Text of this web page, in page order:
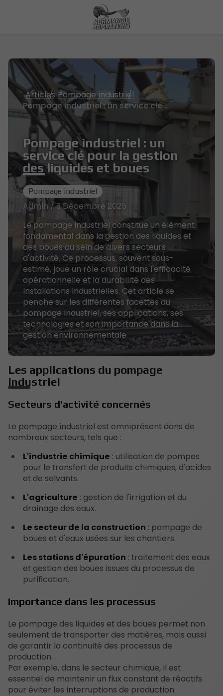
Articles Pompage industriel
Pompage industriel : un service clé pour la gestion des liquides et boues
Pompage industriel : un
service clé pour la gestion
des liquides et boues
Pompage industriel
Admin / 3 Décembre 2025
Le pompage industriel constitue un élément
fondamental dans la gestion des liquides et
des boues au sein de divers secteurs
d'activité. Ce processus, souvent sous-
estimé, joue un rôle crucial dans l'efficacité
opérationnelle et la durabilité des
installations industrielles. Cet article se
penche sur les différentes facettes du
pompage industriel, ses applications, ses
technologies et son importance dans la
gestion environnementale.
Les applications du pompage
industriel
Secteurs d'activité concernés
Le pompage industriel est omniprésent dans de
nombreux secteurs, tels que :
L'industrie chimique : utilisation de pompes
pour le transfert de produits chimiques, d'acides
et de solvants.
L'agriculture : gestion de l'irrigation et du
drainage des eaux.
Le secteur de la construction : pompage de
boues et d'eaux usées sur les chantiers.
Les stations d'épuration : traitement des eaux
et gestion des boues issues du processus de
purification.
Importance dans les processus
Le pompage des liquides et des boues permet non
seulement de transporter des matières, mais aussi
de garantir la continuité des processus de
production.
Par exemple, dans le secteur chimique, il est
essentiel de maintenir un flux constant de réactifs
pour éviter les interruptions de production.